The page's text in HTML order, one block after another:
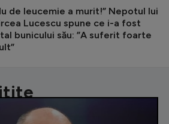
de leucemie a murit!” Nepotul lui
Lucescu spune ce i-a fost
bunicului său: ”A suferit foarte